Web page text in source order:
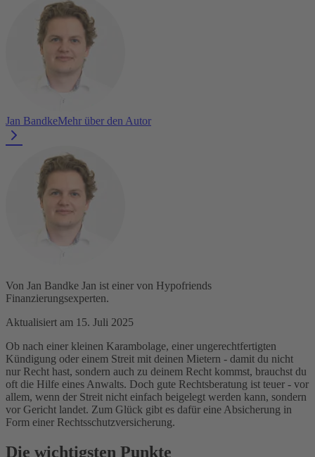
Jan BandkeMehr über den Autor
Von Jan Bandke Jan ist einer von Hypofriends
Finanzierungsexperten.
Aktualisiert am 15. Juli 2025
Ob nach einer kleinen Karambolage, einer ungerechtfertigten
Kündigung oder einem Streit mit deinen Mietern - damit du nicht
nur Recht hast, sondern auch zu deinem Recht kommst, brauchst du
oft die Hilfe eines Anwalts. Doch gute Rechtsberatung ist teuer - vor
allem, wenn der Streit nicht einfach beigelegt werden kann, sondern
vor Gericht landet. Zum Glück gibt es dafür eine Absicherung in
Form einer Rechtsschutzversicherung.
Die wichtigsten Punkte